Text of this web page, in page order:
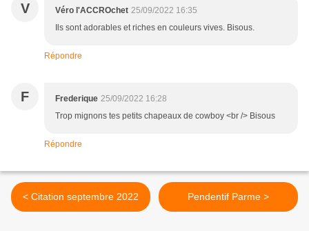
V Véro l'ACCROchet 25/09/2022 16:35
Ils sont adorables et riches en couleurs vives. Bisous.
Répondre
F Frederique 25/09/2022 16:28
Trop mignons tes petits chapeaux de cowboy <br /> Bisous
Répondre
< Citation septembre 2022 Pendentif Parme >